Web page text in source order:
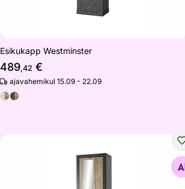
Esikukapp Westminster
489,42 €
ajavahemikul 15.09 - 22.09